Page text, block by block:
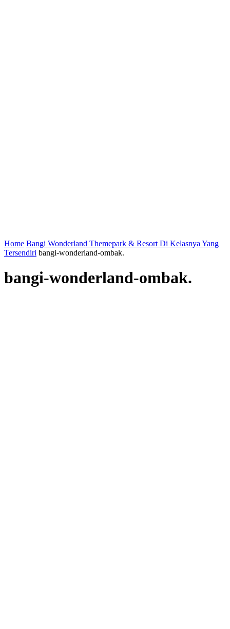
Home Bangi Wonderland Themepark & Resort Di Kelasnya Yang
Tersendiri bangi-wonderland-ombak.
bangi-wonderland-ombak.